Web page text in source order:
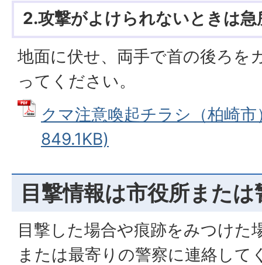
2.攻撃がよけられないときは急
地面に伏せ、両手で首の後ろを
ってください。
クマ注意喚起チラシ（柏崎
849.1KB)
目撃情報は市役所または
目撃した場合や痕跡をみつけた
または最寄りの警察に連絡して